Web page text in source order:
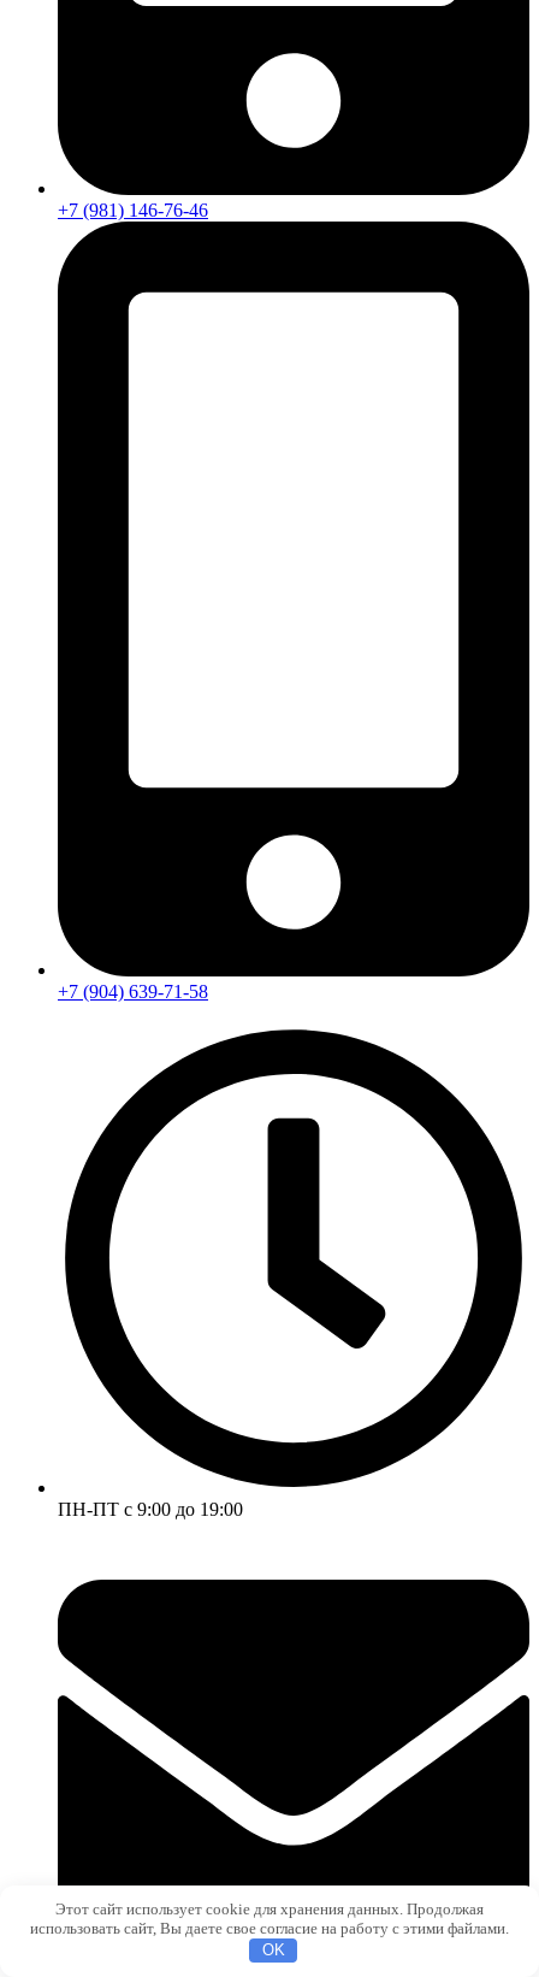
+7 (981) 146-76-46
+7 (904) 639-71-58
ПН-ПТ с 9:00 до 19:00
Этот сайт использует cookie для хранения данных. Продолжая
использовать сайт, Вы даете свое согласие на работу с этими файлами.
OK